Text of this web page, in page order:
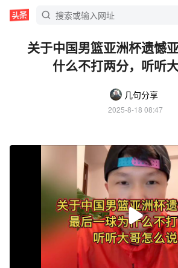
关于中国男篮亚洲杯遗憾
什么不打两分，听听
几句分享
2025-8-18 08:47